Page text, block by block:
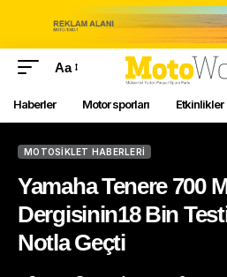
Aa
Haberler Motor sporları Etkinlikler
MOTOSIKLET HABERLERI
Yamaha Tenere 700
Dergisinin18 Bin
Notla Geçti